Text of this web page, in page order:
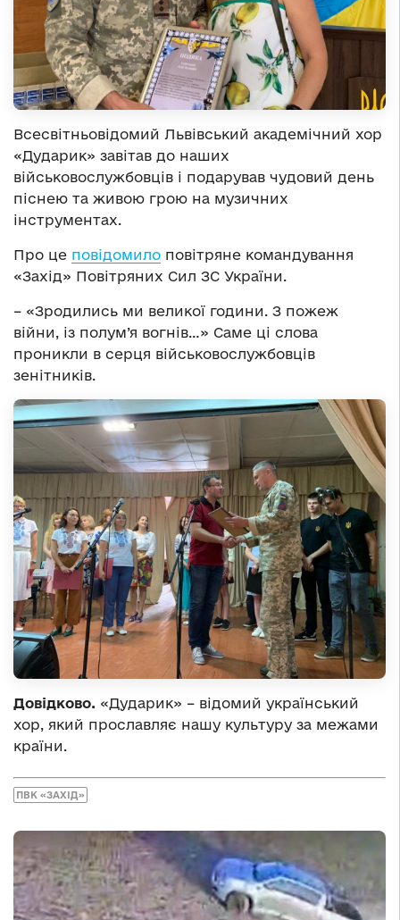
Всесвітньовідомий Львівський академічний хор
«Дударик» завітав до наших
військовослужбовців і подарував чудовий день
піснею та живою грою на музичних
інструментах.
Про це повідомило повітряне командування
«Захід» Повітряних Сил ЗС України.
– «Зродились ми великої години. З пожеж
війни, із полум’я вогнів…» Саме ці слова
проникли в серця військовослужбовців
зенітників.
Довідково. «Дударик» – відомий український
хор, який прославляє нашу культуру за межами
країни.
ПВК «ЗАХІД»